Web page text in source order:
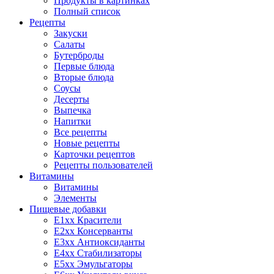
Полный список
Рецепты
Закуски
Салаты
Бутерброды
Первые блюда
Вторые блюда
Соусы
Десерты
Выпечка
Напитки
Все рецепты
Новые рецепты
Карточки рецептов
Рецепты пользователей
Витамины
Витамины
Элементы
Пищевые добавки
E1xx Красители
E2xx Консерванты
E3xx Антиоксиданты
E4xx Стабилизаторы
E5xx Эмульгаторы